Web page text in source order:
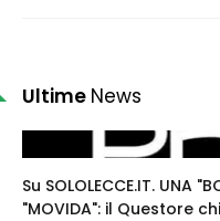
Ultime News
Su SOLOLECCE.IT. UNA
"MOVIDA": il Questore